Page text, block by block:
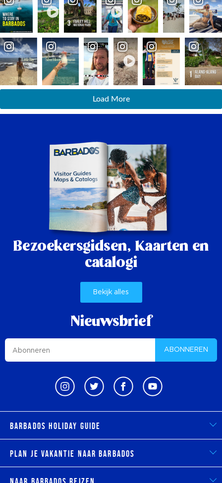
Load More
Bezoekersgidsen, Kaarten en
catalogi
Bekijk alles
Nieuwsbrief
ABONNEREN
Barbados Holiday Guide
Plan je vakantie naar Barbados